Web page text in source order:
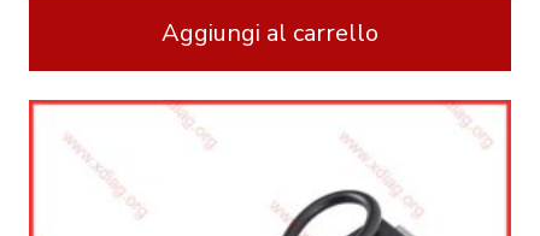
Aggiungi al carrello